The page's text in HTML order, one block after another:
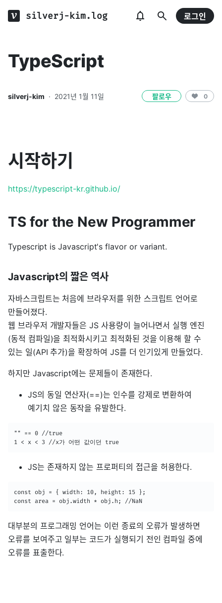
silverj-kim.log 로그인
TypeScript
silverj-kim · 2021년 1월 11일 팔로우 0
시작하기
https://typescript-kr.github.io/
TS for the New Programmer
Typescript is Javascript's flavor or variant.
Javascript의 짧은 역사
자바스크립트는 처음에 브라우저를 위한 스크립트 언어로
만들어졌다.
웹 브라우저 개발자들은 JS 사용량이 늘어나면서 실행 엔진
(동적 컴파일)을 최적화시키고 최적화된 것을 이용해 할 수
있는 일(API 추가)을 확장하여 JS를 더 인기있게 만들었다.
하지만 Javascript에는 문제들이 존재한다.
JS의 동일 연산자(==)는 인수를 강제로 변환하여
예기치 않은 동작을 유발한다.
"" == 0 //true
1 < x < 3 //x가 어떤 값이던 true
JS는 존재하지 않는 프로퍼티의 접근을 허용한다.
const obj = { width: 10, height: 15 };
const area = obj.width * obj.h; //NaN
대부분의 프로그래밍 언어는 이런 종료의 오류가 발생하면
오류를 보여주고 일부는 코드가 실행되기 전인 컴파일 중에
오류를 표출한다.